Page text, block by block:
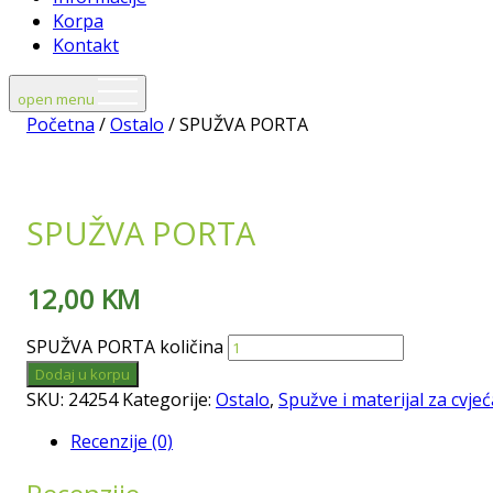
Korpa
Kontakt
open menu
Početna /Ostalo / SPUŽVA PORTA
SPUŽVA PORTA
12,00 KM
SPUŽVA PORTA količina
Dodaj u korpu
SKU: 24254 Kategorije: Ostalo, Spužve i materijal za
Recenzije (0)